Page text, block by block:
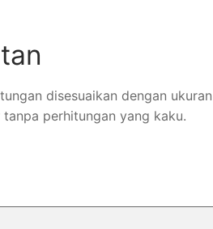
disesuaikan dengan
perhitungan yang kaku.